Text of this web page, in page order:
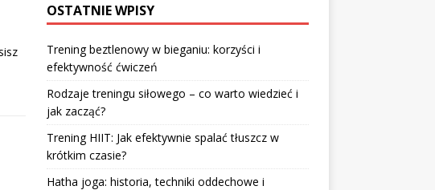
OSTATNIE WPISY
Trening beztlenowy w bieganiu: korzyści i
efektywność ćwiczeń
Rodzaje treningu siłowego – co warto wiedzieć i
jak zacząć?
Trening HIIT: Jak efektywnie spalać tłuszcz w
krótkim czasie?
Hatha joga: historia, techniki oddechowe i